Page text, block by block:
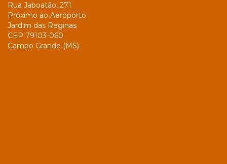
Rua Jaboatão, 271
Próximo ao Aeroporto
Jardim das Reginas
CEP 79103-060
Campo Grande (MS)